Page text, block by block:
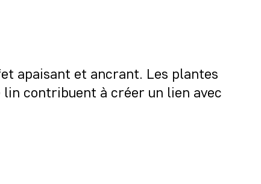
apaisant et ancrant. Les plantes
contribuent à créer un lien avec